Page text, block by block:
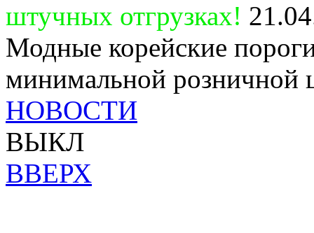
штучных отгрузках!
Модные корейские
минимальной розничной
НОВОСТИ
ВЫКЛ
ВВЕРХ